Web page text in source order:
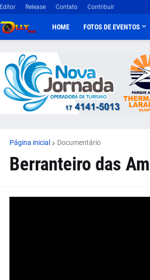
Editor Release Contato Contribuir
HOME FOTOS DE EVENTOS
Página inicial Documentário
Berranteiro das